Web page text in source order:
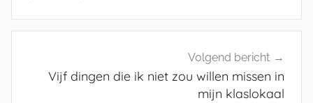
Volgend bericht
Vijf dingen die ik niet zou willen missen in
mijn klaslokaal